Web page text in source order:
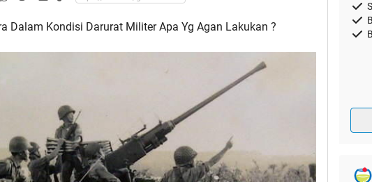
Dalam Kondisi Darurat Militer Apa Yg Agan Lakukan ?